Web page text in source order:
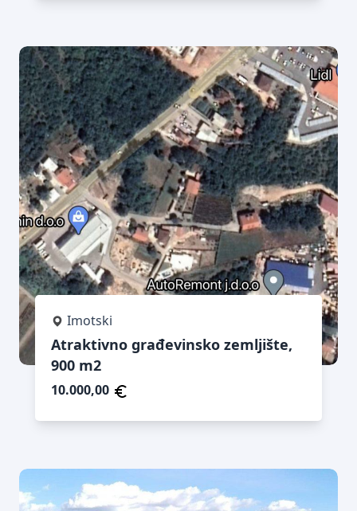
Imotski
Atraktivno građevinsko zemljište,
900 m2
10.000,00